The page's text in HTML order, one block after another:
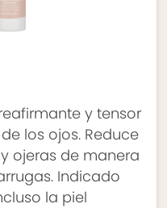
y tensor
los ojos. Reduce
ojeras de manera
Indicado
la piel